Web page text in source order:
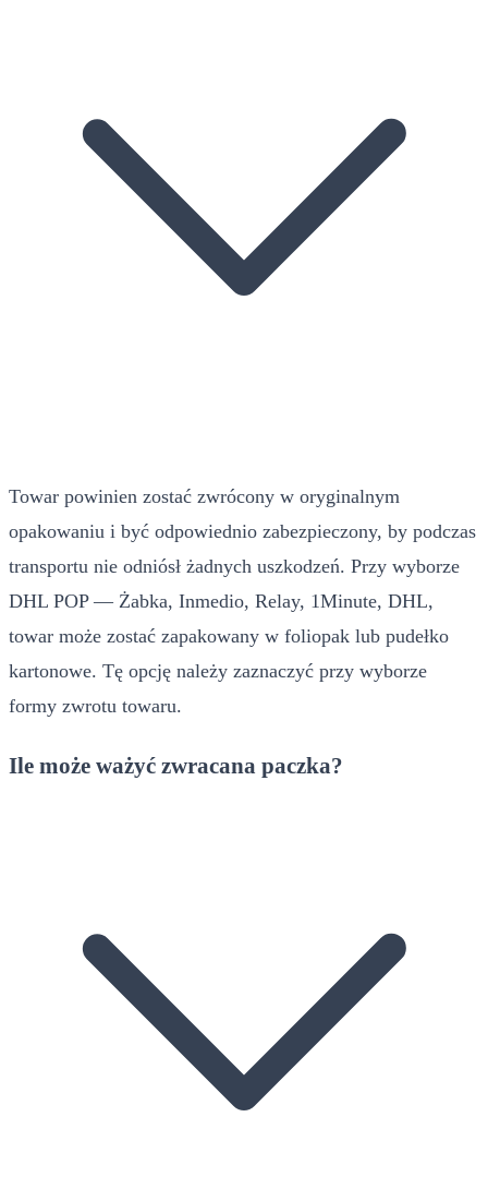
Towar powinien zostać zwrócony w oryginalnym
opakowaniu i być odpowiednio zabezpieczony, by podczas
transportu nie odniósł żadnych uszkodzeń. Przy wyborze
DHL POP — Żabka, Inmedio, Relay, 1Minute, DHL,
towar może zostać zapakowany w foliopak lub pudełko
kartonowe. Tę opcję należy zaznaczyć przy wyborze
formy zwrotu towaru.
Ile może ważyć zwracana paczka?